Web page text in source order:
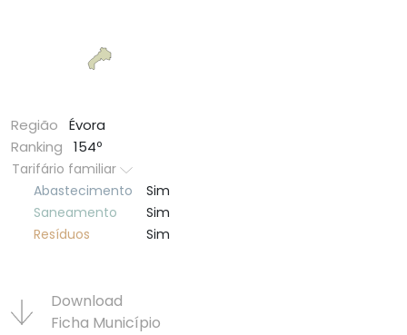
Região
Évora
Ranking
154º
Tarifário familiar
Abastecimento
Sim
Saneamento
Sim
Resí­duos
Sim
Download
Ficha Municí­pio